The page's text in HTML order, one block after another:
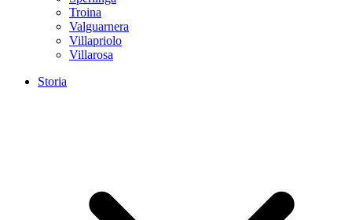
Troina
Valguarnera
Villapriolo
Villarosa
Storia